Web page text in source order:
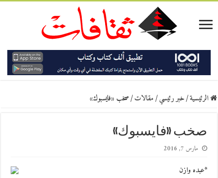
الرئيسية/خبر رئيسي/مقالات/صخب «فايسبوك»
صخب «فايسبوك»
مارس 7, 2016
*عبده وازن